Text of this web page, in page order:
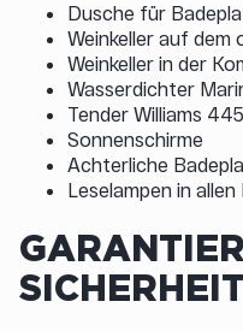
Dusche für
Weinkeller auf dem
Weinkeller in der
Wasserdichter
Tender Williams
Sonnenschirme
Achterliche
Leselampen in allen
SICHERHEIT